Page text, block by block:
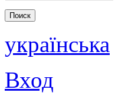
українська
Вход